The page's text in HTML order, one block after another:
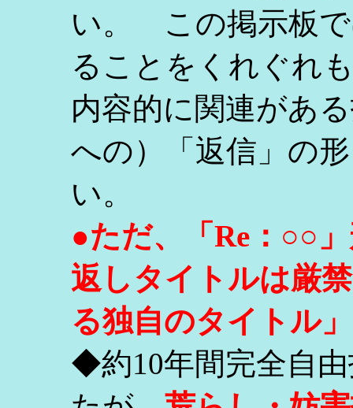
い。 この掲示板で
ることをくれぐれ
内容的に関連があ
への）「返信」の
い。
●ただ、「Re：○○
返しタイトルは厳
る独自のタイトル
◆約10年間完全自